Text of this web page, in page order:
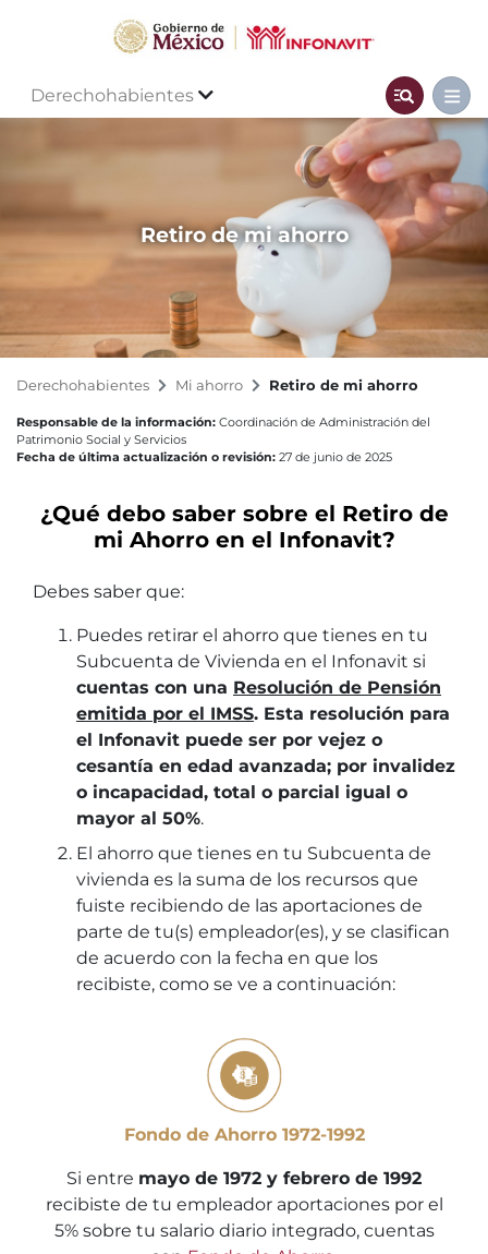
Derechohabientes
Retiro de mi ahorro
Derechohabientes Mi ahorro Retiro de mi ahorro
Responsable de la información: Coordinación de Administración del
Patrimonio Social y Servicios
Fecha de última actualización o revisión: 27 de junio de 2025
¿Qué debo saber sobre el Retiro de
mi Ahorro en el Infonavit?
Debes saber que:
Puedes retirar el ahorro que tienes en tu
Subcuenta de Vivienda en el Infonavit si
cuentas con una Resolución de Pensión
emitida por el IMSS. Esta resolución para
el Infonavit puede ser por vejez o
cesantía en edad avanzada; por invalidez
o incapacidad, total o parcial igual o
mayor al 50%.
El ahorro que tienes en tu Subcuenta de
vivienda es la suma de los recursos que
fuiste recibiendo de las aportaciones de
parte de tu(s) empleador(es), y se clasifican
de acuerdo con la fecha en que los
recibiste, como se ve a continuación:
Fondo de Ahorro 1972-1992
Si entre mayo de 1972 y febrero de 1992
recibiste de tu empleador aportaciones por el
5% sobre tu salario diario integrado, cuentas